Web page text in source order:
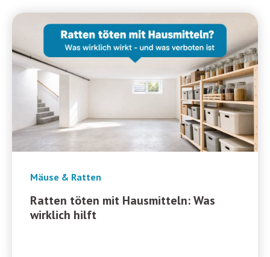
Mäuse & Ratten
Ratten töten mit Hausmitteln: Was
wirklich hilft